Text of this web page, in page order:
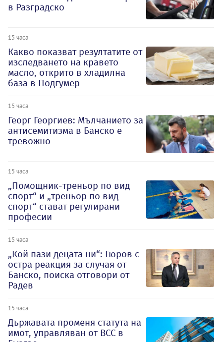
в Разградско
15 часа
Какво показват резултатите от
изследването на кравето
масло, открито в хладилна
база в Подгумер
15 часа
Георг Георгиев: Мълчанието за
антисемитизма в Банско е
тревожно
15 часа
„Помощник-треньор по вид
спорт“ и „треньор по вид
спорт“ стават регулирани
професии
15 часа
„Кой пази децата ни“: Гюров с
остра реакция за случая от
Банско, поиска отговори от
Радев
15 часа
Държавата променя статута на
имот, управляван от ВСС в